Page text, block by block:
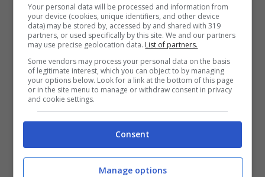
“Niente processioni in chiesa”
macabro gesto contro il vescovo –
FOTO
4 Aprile 2022 - 10:12
Your personal data will be processed and information from
your device (cookies, unique identifiers, and other device
data) may be stored by, accessed by and shared with 319
partners, or used specifically by this site. We and our partners
may use precise geolocation data. List of partners.
Some vendors may process your personal data on the basis
of legitimate interest, which you can object to by managing
your options below. Look for a link at the bottom of this page
or in the site menu to manage or withdraw consent in privacy
and cookie settings.
Consent
Manage options